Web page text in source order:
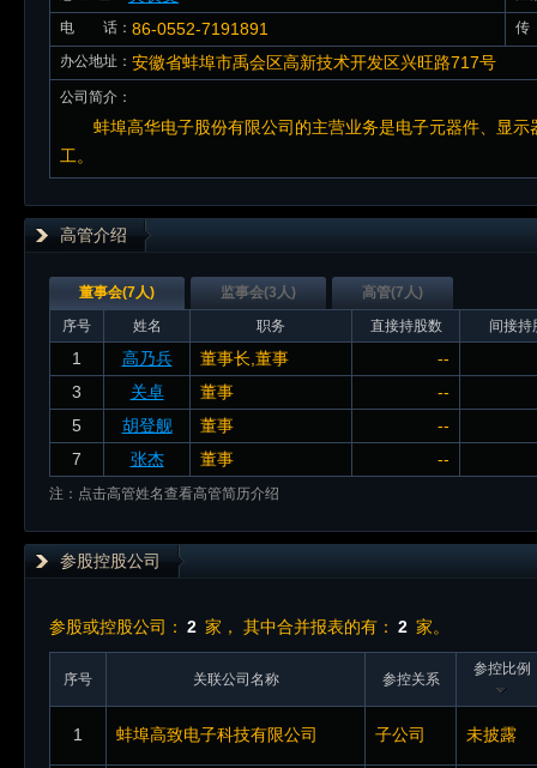
电 话： 86-0552-7191891
办公地址： 安徽省蚌埠市禹会区高新技术开发区兴旺路717号
公司简介：
蚌埠高华电子股份有限公司的主营业务是电子元器件、显
工。
高管介绍
董事会(7人) 监事会(3人)
高管(7人)
序号
姓名 职务 直接持股数 间接持
1 高乃兵 董事长,董事
--
3
关卓 董事
--
5
胡登舰 董事
--
7
张杰 董事 --
注：点击高管姓名查看高管简历介绍
参股控股公司
参股或控股公司： 2 家， 其中合并报表的有： 2 家。
序号 关联公司名称 参控关系
参控比例
1 蚌埠高致电子科技有限公司 子公司 未披露